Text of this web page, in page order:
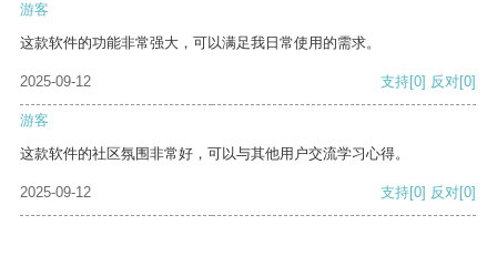
游客
这款软件的功能非常强大，可以满足我日常使用的需求。
2025-09-12 支持[0] 反对[0]
游客
这款软件的社区氛围非常好，可以与其他用户交流学习心得。
2025-09-12 支持[0] 反对[0]